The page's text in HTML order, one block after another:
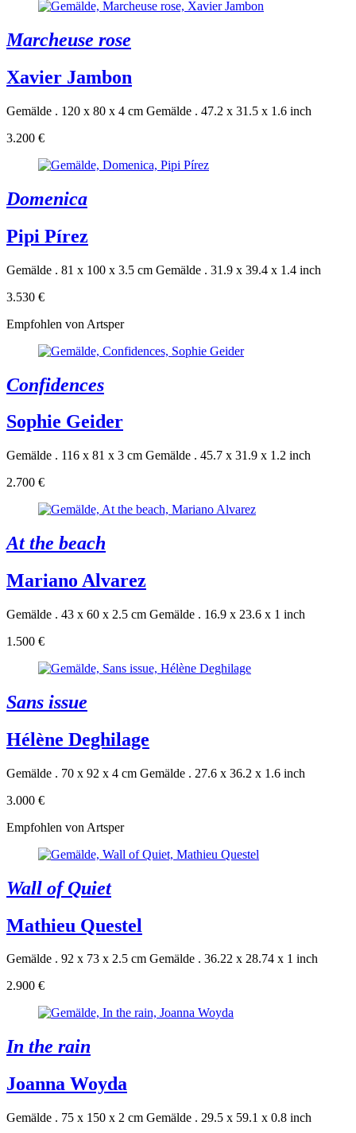
Marcheuse rose
Xavier Jambon
Gemälde . 120 x 80 x 4 cm Gemälde . 47.2 x 31.5 x 1.6 inch
3.200 €
Domenica
Pipi Pírez
Gemälde . 81 x 100 x 3.5 cm Gemälde . 31.9 x 39.4 x 1.4 inch
3.530 €
Empfohlen von Artsper
Confidences
Sophie Geider
Gemälde . 116 x 81 x 3 cm Gemälde . 45.7 x 31.9 x 1.2 inch
2.700 €
At the beach
Mariano Alvarez
Gemälde . 43 x 60 x 2.5 cm Gemälde . 16.9 x 23.6 x 1 inch
1.500 €
Sans issue
Hélène Deghilage
Gemälde . 70 x 92 x 4 cm Gemälde . 27.6 x 36.2 x 1.6 inch
3.000 €
Empfohlen von Artsper
Wall of Quiet
Mathieu Questel
Gemälde . 92 x 73 x 2.5 cm Gemälde . 36.22 x 28.74 x 1 inch
2.900 €
In the rain
Joanna Woyda
Gemälde . 75 x 150 x 2 cm Gemälde . 29.5 x 59.1 x 0.8 inch